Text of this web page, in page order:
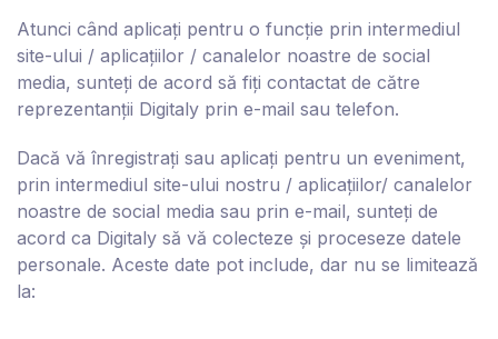
Atunci când aplicați pentru o funcție prin intermediul
site-ului / aplicațiilor / canalelor noastre de social
media, sunteți de acord să fiți contactat de către
reprezentanții Digitaly prin e-mail sau telefon.
Dacă vă înregistrați sau aplicați pentru un eveniment,
prin intermediul site-ului nostru / aplicațiilor/ canalelor
noastre de social media sau prin e-mail, sunteți de
acord ca Digitaly să vă colecteze și proceseze datele
personale. Aceste date pot include, dar nu se limitează
la: